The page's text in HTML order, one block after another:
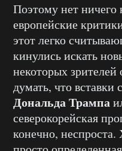
Поэтому нет ничего
европейские
этот легко
кинулись искать
некоторых зрителей
думать, что
Дональда Трампа
северокорейская
конечно, неспроста.